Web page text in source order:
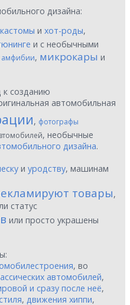
дизайна:
кастомы и хот-роды,
и с необычными
амфибии, микрокары и
к созданию
автомобильная
, фотографы
, необычные
дизайна.
и уродству, машинам
товары,
статус
или просто украшены
, во
автомобилей,
и сразу после неё,
, движения хиппи,